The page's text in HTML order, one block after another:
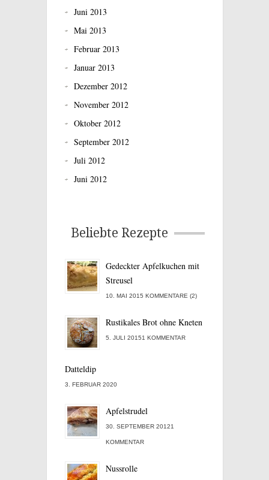
Juni 2013
Mai 2013
Februar 2013
Januar 2013
Dezember 2012
November 2012
Oktober 2012
September 2012
Juli 2012
Juni 2012
Beliebte Rezepte
Gedeckter Apfelkuchen mit
Streusel
10. MAI 2015 KOMMENTARE (2)
Rustikales Brot ohne Kneten
5. JULI 20151 KOMMENTAR
Datteldip
3. FEBRUAR 2020
Apfelstrudel
30. SEPTEMBER 20121
KOMMENTAR
Nussrolle